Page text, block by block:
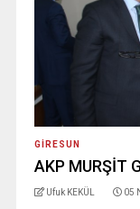
GIRESUN
AKP MURŞİT
Ufuk KEKÜL 05